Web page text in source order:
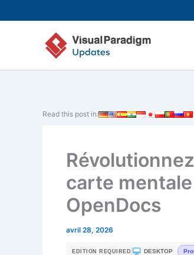
au
Read this post in:
carte
OpenDocs
avril 28, 2026
EDITION REQUIRED DESKTOP